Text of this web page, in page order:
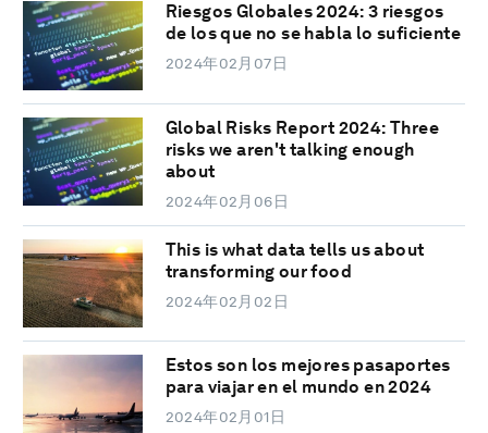
Riesgos Globales 2024: 3 riesgos
de los que no se habla lo suficiente
2024年02月07日
Global Risks Report 2024: Three
risks we aren't talking enough
about
2024年02月06日
This is what data tells us about
transforming our food
2024年02月02日
Estos son los mejores pasaportes
para viajar en el mundo en 2024
2024年02月01日